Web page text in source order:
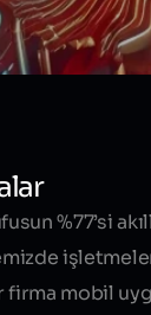
%77’si
firma mobil